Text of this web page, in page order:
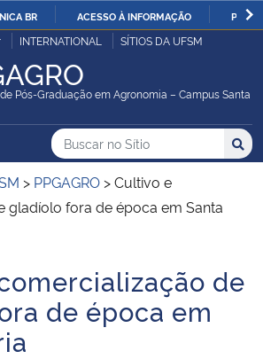
IR
PARA
O
BR ACESSO À INFORMAÇÃO
Pública
e Abastecimento
INTERNATIONAL SÍTIOS DA UFSM
Pós-Graduação em Agronomia – Campus Santa
do Sítio
Busca
Buscar no no Sítio
Busca:
> PPGAGRO >Cultivo e
gladíolo fora de época em Santa
de
de época em